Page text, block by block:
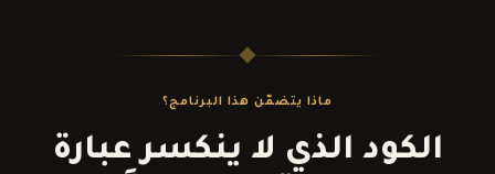
ماذا يتضمّن هذا البرنامج؟
الكود الذي لا ينكسر عبارة